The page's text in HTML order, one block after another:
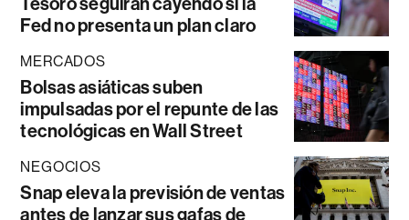
Fed no presenta un plan claro
MERCADOS
Bolsas asiáticas suben
impulsadas por el repunte de las
tecnológicas en Wall Street
NEGOCIOS
Snap eleva la previsión de ventas
antes de lanzar sus gafas de